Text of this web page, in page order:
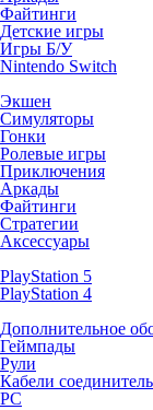
Файтинги
Детские игры
Игры Б/У
Nintendo Switch
Экшен
Симуляторы
Гонки
Ролевые игры
Приключения
Аркады
Файтинги
Стратегии
Аксессуары
PlayStation 5
PlayStation 4
Дополнительное
Геймпады
Рули
Кабели
PC